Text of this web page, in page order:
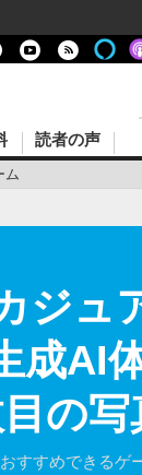
ム
読者の声
ジュ
成AI
の
すめできるゲ